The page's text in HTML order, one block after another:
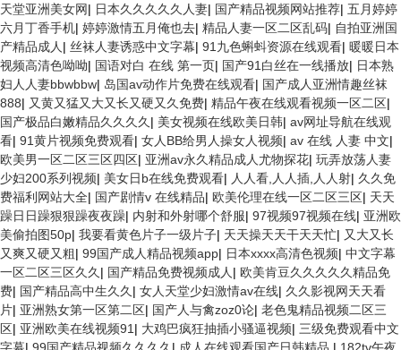
天堂亚洲美女网| 日本久久久久久人妻| 国产精品视频网站推荐| 五月婷婷
六月丁香手机| 婷婷激情五月俺也去| 精品人妻一区二区乱码| 自拍亚洲国
产精品成人 | 丝袜人妻诱惑中文字幕| 91九色蝌蚪资源在线观看| 暖暖日本
视频高清色呦呦| 国语对白 在线 第一页| 国产91白丝在一线播放| 日本熟
妇人人妻bbwbbw| 岛国av动作片免费在线观看| 国产成人亚洲情趣丝袜
888| 又黄又猛又大又长又硬又久免费| 精品午夜在线观看视频一区二区|
国产极品白嫩精品久久久久 | 美女视频在线欧美日韩| av网址导航在线观
看| 91黄片视频免费观看| 女人BB给男人操女人视频| av 在线 人妻 中文|
欧美男一区二区三区四区| 亚洲av永久精品成人尤物探花| 玩弄放荡人妻
少妇200系列视频| 美女日b在线免费观看| 人人看,人人插,人人射| 久久免
费福利网站大全| 国产剧情v 在线精品| 欧美伦理在线一区二区三区| 天天
躁日日躁狠狠躁夜夜躁| 内射和外射哪个舒服| 97视频97视频在线| 亚洲欧
美偷拍图50p| 我要看黄色片子一级片子| 天天操天天干天天忙| 又大又长
又爽又硬又粗| 99国产成人精品视频app| 日本xxxx高清色视频| 中文字幕
一区二区三区久久 | 国产精品免费视频成人 | 欧美肯豆久久久久久精品免
费| 国产精品高中生久久 | 女人天堂少妇激情av在线| 久久影视网天天看
片| 亚洲熟女第一区第二区| 国产人与禽zoz0论| 老色鬼精品视频二区三
区| 亚洲欧美在线视频91 | 大鸡巴疯狂抽插小骚逼视频| 三级免费观看中文
字幕| 99国产精品视频久久久久 | 成人在线观看国产日韩精品 | 182tv午夜